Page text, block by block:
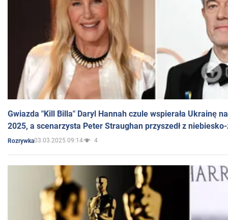
Gwiazda "Kill Billa" Daryl Hannah czule wspierała Ukrainę
2025, a scenarzysta Peter Straughan przyszedł z
Rozrywka03.03.2025 09:14 4